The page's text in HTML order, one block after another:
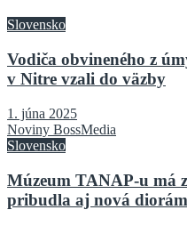
Slovensko
Vodiča obvineného z
v Nitre vzali do väzby
1. júna 2025
Noviny BossMedia
Slovensko
Múzeum TANAP-u má
pribudla aj nová